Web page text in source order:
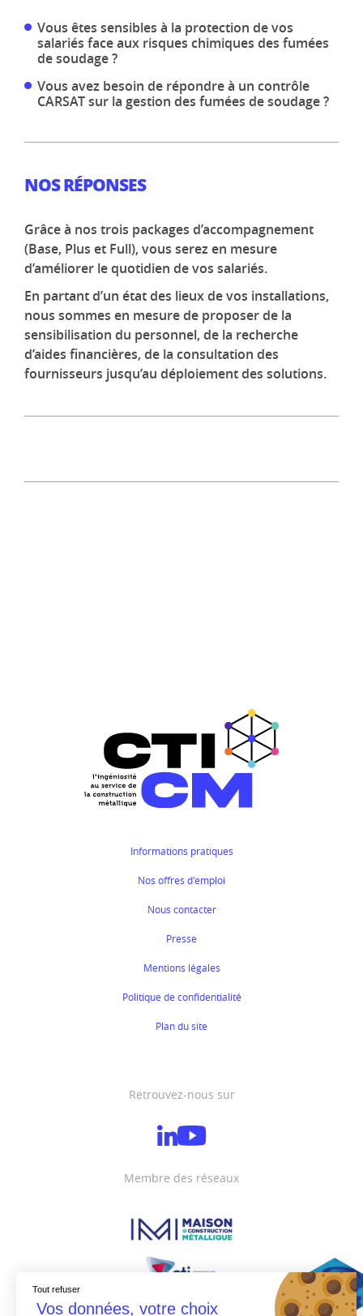
Vous êtes sensibles à la protection de vos
salariés face aux risques chimiques des fumées
de soudage ?
Vous avez besoin de répondre à un contrôle
CARSAT sur la gestion des fumées de soudage ?
NOS RÉPONSES
Grâce à nos trois packages d’accompagnement
(Base, Plus et Full), vous serez en mesure
d’améliorer le quotidien de vos salariés.
En partant d’un état des lieux de vos installations,
nous sommes en mesure de proposer de la
sensibilisation du personnel, de la recherche
d’aides financières, de la consultation des
fournisseurs jusqu’au déploiement des solutions.
Informations pratiques
Nos offres d'emploi
Nous contacter
Presse
Mentions légales
Politique de confidentialité
Plan du site
Retrouvez-nous sur
Membre des réseaux
Tout refuser